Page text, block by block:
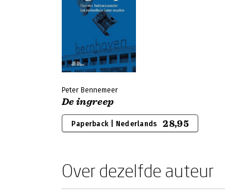
Peter Bennemeer
De ingreep
Paperback | Nederlands 28,95
Over dezelfde auteur